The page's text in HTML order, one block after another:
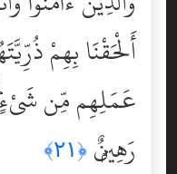
أَلْحَقْنَا بِهِمْ
عَمَلِهِم مِّن
رَهِينٌۭ ﴿٢١﴾